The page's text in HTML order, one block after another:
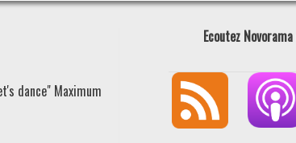
dance" Maximum
Ecoutez Novorama